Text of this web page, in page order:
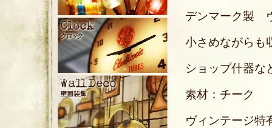
デンマーク製
小さめながらも
ショップ什器な
素材：チーク
ヴィンテージ特